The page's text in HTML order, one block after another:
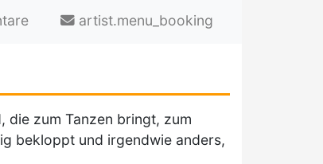
artist.menu_booking
die zum Tanzen bringt, zum
bekloppt und irgendwie anders,